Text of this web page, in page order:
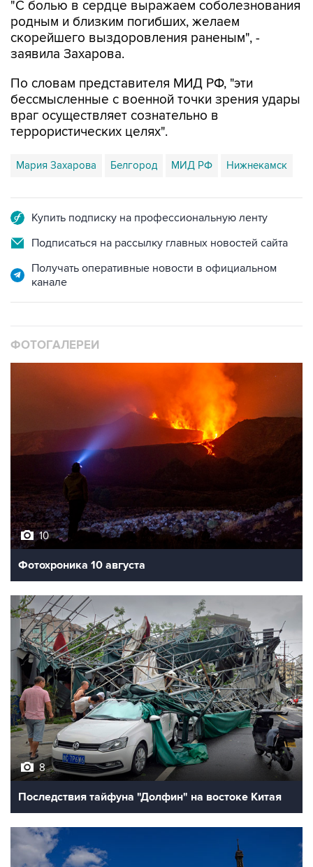
"С болью в сердце выражаем соболезнования
родным и близким погибших, желаем
скорейшего выздоровления раненым", -
заявила Захарова.
По словам представителя МИД РФ, "эти
бессмысленные с военной точки зрения удары
враг осуществляет сознательно в
террористических целях".
Мария Захарова Белгород МИД РФ Нижнекамск
Купить подписку на профессиональную ленту
Подписаться на рассылку главных новостей сайта
Получать оперативные новости в официальном
канале
ФОТОГАЛЕРЕИ
10
Фотохроника 10 августа
8
Последствия тайфуна "Долфин" на востоке Китая